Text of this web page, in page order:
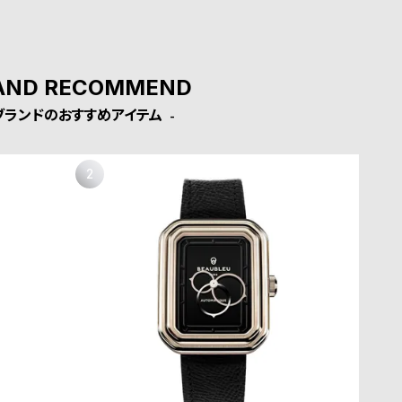
RECOMMEND
ランドのおすすめアイテム